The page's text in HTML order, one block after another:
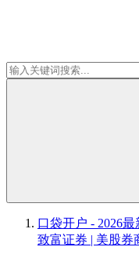
口袋开户 - 2026
致富证券 | 美股券